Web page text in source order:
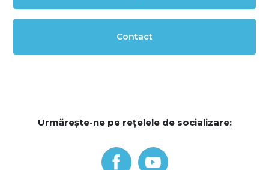
Contact
Urmărește-ne pe rețelele de socializare: